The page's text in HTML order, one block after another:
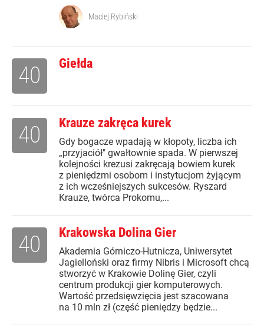
Maciej Rybiński
Giełda
40
Krauze zakręca kurek
Gdy bogacze wpadają w kłopoty, liczba ich
„przyjaciół" gwałtownie spada. W pierwszej
kolejności krezusi zakręcają bowiem kurek
z pieniędzmi osobom i instytucjom żyjącym
z ich wcześniejszych sukcesów. Ryszard
Krauze, twórca Prokomu,...
40
Krakowska Dolina Gier
Akademia Górniczo-Hutnicza, Uniwersytet
Jagielloński oraz firmy Nibris i Microsoft chcą
stworzyć w Krakowie Dolinę Gier, czyli
centrum produkcji gier komputerowych.
Wartość przedsięwzięcia jest szacowana
na 10 mln zł (część pieniędzy będzie...
40